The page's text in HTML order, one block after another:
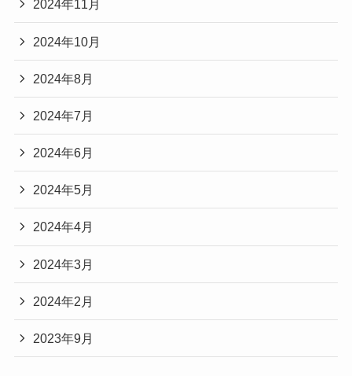
2024年11月
2024年10月
2024年8月
2024年7月
2024年6月
2024年5月
2024年4月
2024年3月
2024年2月
2023年9月